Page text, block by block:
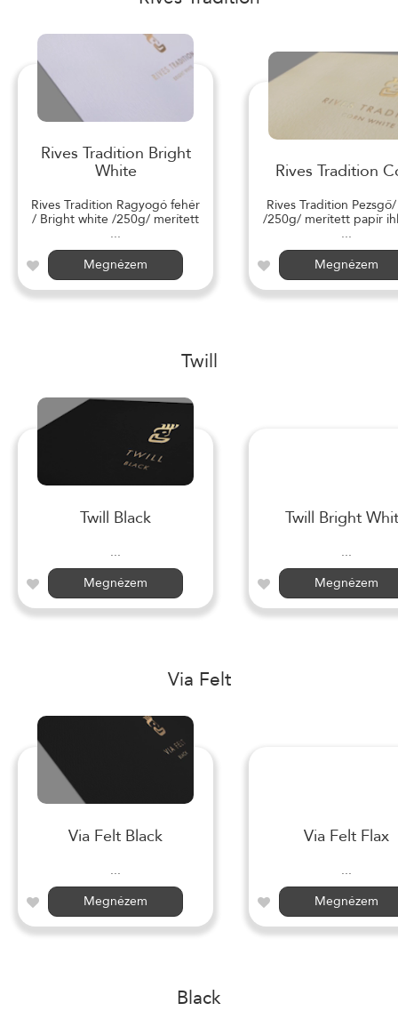
Rives Tradition Bright
White
Rives Tradition Ragyogó fehér
/ Bright white /250g/ merített
...
Megnézem
Rives Tradition
Rives Tradition
/250g/ merített papír
...
Megnézem
Twill
Twill Black
...
Megnézem
Twill Bright
...
Megnézem
Via Felt
Via Felt Black
...
Megnézem
Via Felt Flax
...
Megnézem
Black